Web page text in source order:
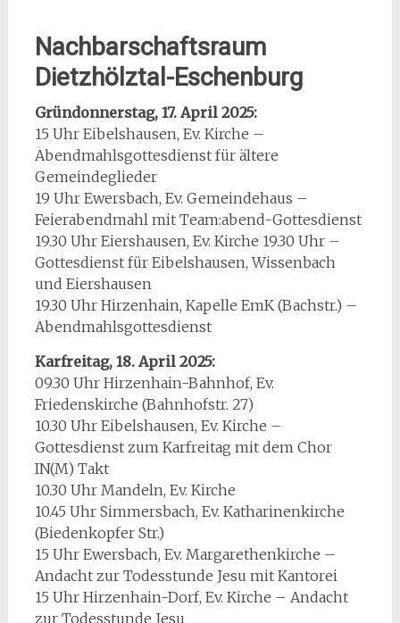
Nachbarschaftsraum
Dietzhölztal-Eschenburg
Gründonnerstag, 17. April 2025:
15 Uhr Eibelshausen, Ev. Kirche –
Abendmahlsgottesdienst für ältere
Gemeindeglieder
19 Uhr Ewersbach, Ev. Gemeindehaus –
Feierabendmahl mit Team:abend-Gottesdienst
19.30 Uhr Eiershausen, Ev. Kirche 19.30 Uhr –
Gottesdienst für Eibelshausen, Wissenbach
und Eiershausen
19.30 Uhr Hirzenhain, Kapelle EmK (Bachstr.) –
Abendmahlsgottesdienst
Karfreitag, 18. April 2025:
09.30 Uhr Hirzenhain-Bahnhof, Ev.
Friedenskirche (Bahnhofstr. 27)
10.30 Uhr Eibelshausen, Ev. Kirche –
Gottesdienst zum Karfreitag mit dem Chor
IN(M) Takt
10.30 Uhr Mandeln, Ev. Kirche
10.45 Uhr Simmersbach, Ev. Katharinenkirche
(Biedenkopfer Str.)
15 Uhr Ewersbach, Ev. Margarethenkirche –
Andacht zur Todesstunde Jesu mit Kantorei
15 Uhr Hirzenhain-Dorf, Ev. Kirche – Andacht
zur Todesstunde Jesu